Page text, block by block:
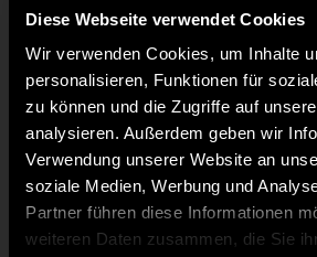
Diese Webseite verwendet Cookies
Wir verwenden Cookies, um Inhalte
personalisieren, Funktionen für
zu können und die Zugriffe auf
analysieren. Außerdem geben wir
Verwendung unserer Website an
soziale Medien, Werbung und
Partner führen diese Informationen
weiteren Daten zusammen, die Sie
Liveticker
Abpfiff
Spiel beendet
46' TOR 2:0, FELDTOR